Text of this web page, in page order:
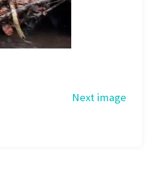
Next image